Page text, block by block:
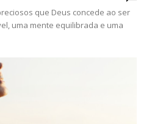
que Deus concede ao ser
uma mente equilibrada e uma